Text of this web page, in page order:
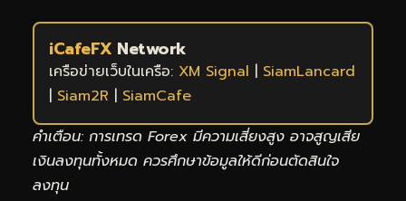
iCafeFX Network
เครือข่ายเว็บในเครือ: XM Signal | SiamLancard
| Siam2R | SiamCafe
คำเตือน: การเทรด Forex มีความเสี่ยงสูง อาจสูญเสีย
เงินลงทุนทั้งหมด ควรศึกษาข้อมูลให้ดีก่อนตัดสินใจ
ลงทุน